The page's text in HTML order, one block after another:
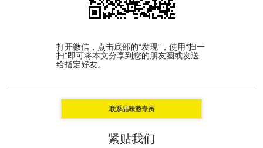
打开微信，点击底部的“发现”，使用“扫一
扫”即可将本文分享到您的朋友圈或发送
给指定好友。
联系品味游专员
紧贴我们